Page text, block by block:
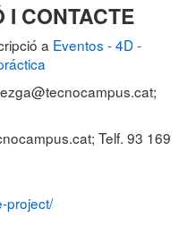
I CONTACTE
a Eventos - 4D -
Telf. 93 169
project/